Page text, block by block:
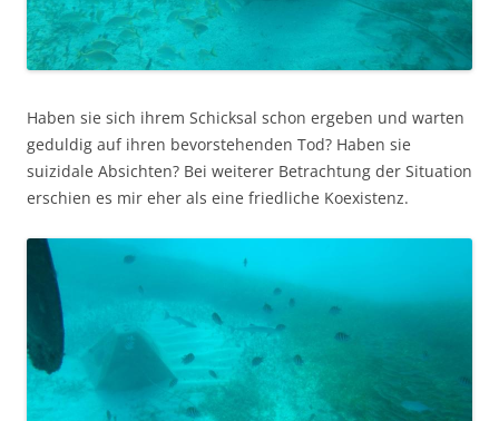
Haben sie sich ihrem Schicksal schon ergeben und warten
geduldig auf ihren bevorstehenden Tod? Haben sie
suizidale Absichten? Bei weiterer Betrachtung der Situation
erschien es mir eher als eine friedliche Koexistenz.